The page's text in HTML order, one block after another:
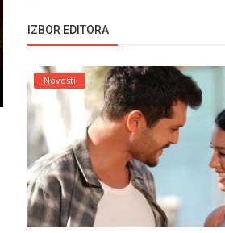
IZBOR EDITORA
Novosti